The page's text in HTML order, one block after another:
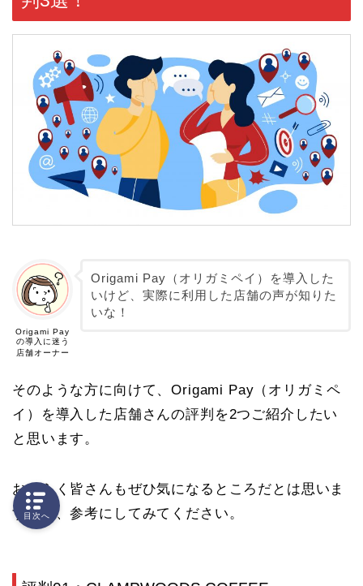
Origami Pay
の導入に迷う
店舗オーナー
Origami Pay（オリガミペイ）を導入した
いけど、実際に利用した店舗の声が知りた
いな！
そのような方に向けて、Origami Pay （オリガミペ
イ）
を導入した店舗さんの評判を2つご紹介したい
と思います。
おそらく皆さんもぜひ気になるところだとは思いま
すので、参考にしてみてください。
目次へ